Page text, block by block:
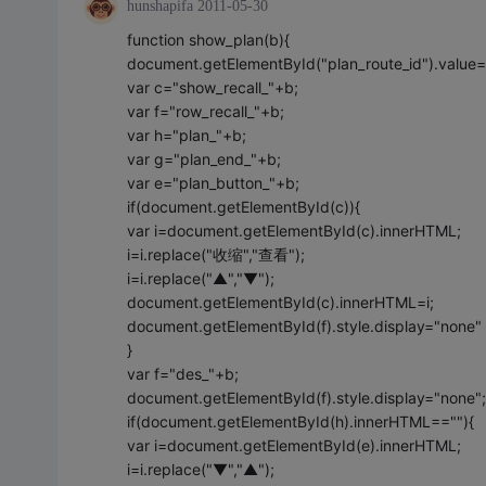
hunshapifa 2011-05-30
function show_plan(b){
var c="show_recall_"+b;
var f="row_recall_"+b;
var h="plan_"+b;
var g="plan_end_"+b;
var e="plan_button_"+b;
if(document.getElementById(c)){
var i=document.getElementById(c).innerHTML;
i=i.replace("收缩","查看");
i=i.replace("▲","▼");
document.getElementById(c).innerHTML=i;
document.getElementById(f).style.display="none"
}
var f="des_"+b;
document.getElementById(f).style.display="none";
if(document.getElementById(h).innerHTML==""){
var i=document.getElementById(e).innerHTML;
i=i.replace("▼","▲");